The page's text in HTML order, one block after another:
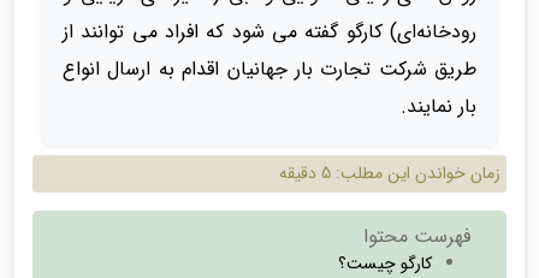
رودخانه‌ای) کارگو گفته می شود که افراد می توانند از
طریق شرکت تجارت بار جهانیان اقدام به ارسال انواع
بار نمایند.
زمان خواندن این مطلب: 5 دقیقه
فهرست محتوا
کارگو چیست؟